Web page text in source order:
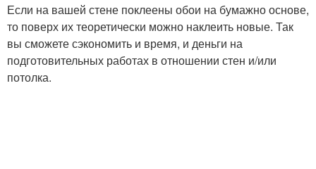
Если на вашей стене поклеены обои на бумажно основе,
то поверх их теоретически можно наклеить новые. Так
вы сможете сэкономить и время, и деньги на
подготовительных работах в отношении стен и/или
потолка.